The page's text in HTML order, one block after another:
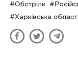
Обстріли
Харківська